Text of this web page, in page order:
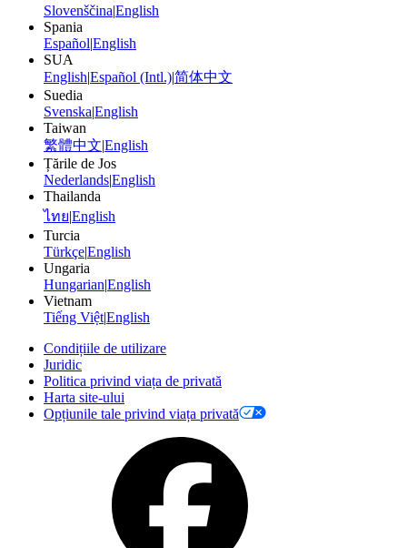
Slovenščina|English
Spania
Español|English
SUA
English|Español (Intl.)|简体中文
Suedia
Svenska|English
Taiwan
繁體中文|English
Țările de Jos
Nederlands|English
Thailanda
ไทย|English
Turcia
Türkçe|English
Ungaria
Hungarian|English
Vietnam
Tiếng Việt|English
Condițiile de utilizare
Juridic
Politica privind viața de privată
Harta site-ului
Opțiunile tale privind viața privată